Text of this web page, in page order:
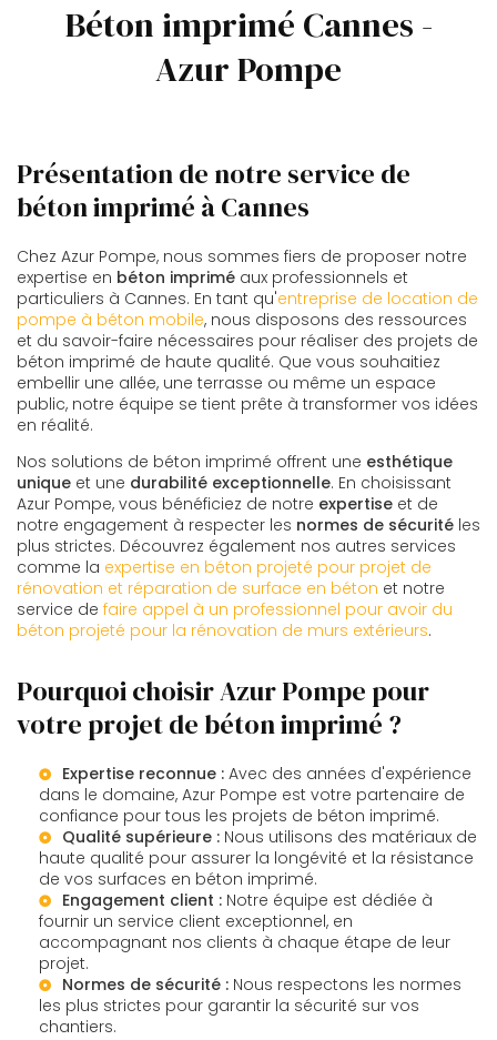
Béton imprimé Cannes -
Azur Pompe
Présentation de notre service de
béton imprimé à Cannes
Chez Azur Pompe, nous sommes fiers de proposer notre
expertise en béton imprimé aux professionnels et
particuliers à Cannes. En tant qu'entreprise de location de
pompe à béton mobile, nous disposons des ressources
et du savoir-faire nécessaires pour réaliser des projets de
béton imprimé de haute qualité. Que vous souhaitiez
embellir une allée, une terrasse ou même un espace
public, notre équipe se tient prête à transformer vos idées
en réalité.
Nos solutions de béton imprimé offrent une esthétique
unique et une durabilité exceptionnelle. En choisissant
Azur Pompe, vous bénéficiez de notre expertise et de
notre engagement à respecter les normes de sécurité les
plus strictes. Découvrez également nos autres services
comme la expertise en béton projeté pour projet de
rénovation et réparation de surface en béton et notre
service de faire appel à un professionnel pour avoir du
béton projeté pour la rénovation de murs extérieurs.
Pourquoi choisir Azur Pompe pour
votre projet de béton imprimé ?
Expertise reconnue : Avec des années d'expérience
dans le domaine, Azur Pompe est votre partenaire de
confiance pour tous les projets de béton imprimé.
Qualité supérieure : Nous utilisons des matériaux de
haute qualité pour assurer la longévité et la résistance
de vos surfaces en béton imprimé.
Engagement client : Notre équipe est dédiée à
fournir un service client exceptionnel, en
accompagnant nos clients à chaque étape de leur
projet.
Normes de sécurité : Nous respectons les normes
les plus strictes pour garantir la sécurité sur vos
chantiers.